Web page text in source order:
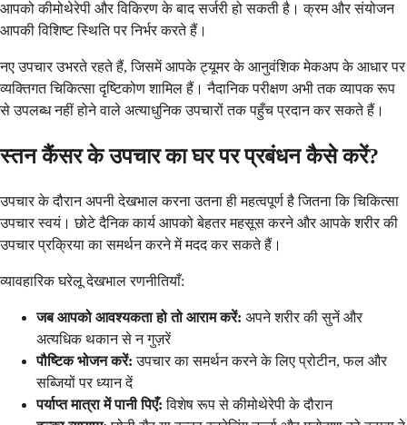
आपको कीमोथेरेपी और विकिरण के बाद सर्जरी हो सकती है। क्रम और संयोजन
आपकी विशिष्ट स्थिति पर निर्भर करते हैं।
नए उपचार उभरते रहते हैं, जिसमें आपके ट्यूमर के आनुवंशिक मेकअप के आधार पर
व्यक्तिगत चिकित्सा दृष्टिकोण शामिल हैं। नैदानिक परीक्षण अभी तक व्यापक रूप
से उपलब्ध नहीं होने वाले अत्याधुनिक उपचारों तक पहुँच प्रदान कर सकते हैं।
स्तन कैंसर के उपचार का घर पर प्रबंधन कैसे करें?
उपचार के दौरान अपनी देखभाल करना उतना ही महत्वपूर्ण है जितना कि चिकित्सा
उपचार स्वयं। छोटे दैनिक कार्य आपको बेहतर महसूस करने और आपके शरीर की
उपचार प्रक्रिया का समर्थन करने में मदद कर सकते हैं।
व्यावहारिक घरेलू देखभाल रणनीतियाँ:
जब आपको आवश्यकता हो तो आराम करें: अपने शरीर की सुनें और
अत्यधिक थकान से न गुज़रें
पौष्टिक भोजन करें: उपचार का समर्थन करने के लिए प्रोटीन, फल और
सब्जियों पर ध्यान दें
पर्याप्त मात्रा में पानी पिएँ: विशेष रूप से कीमोथेरेपी के दौरान